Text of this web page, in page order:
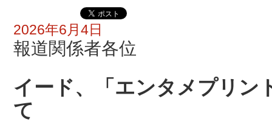
2026年6月4日
報道関係者各位
イード、「エンタメプリン
て